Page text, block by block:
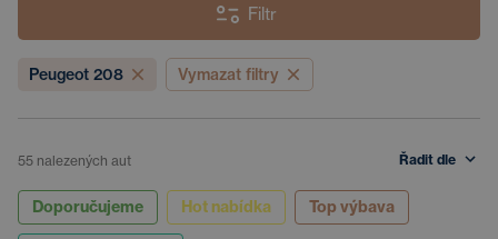
Filtr
Peugeot 208 Vymazat filtry
55 nalezených aut Řadit dle
Doporučujeme Hot nabídka Top výbava